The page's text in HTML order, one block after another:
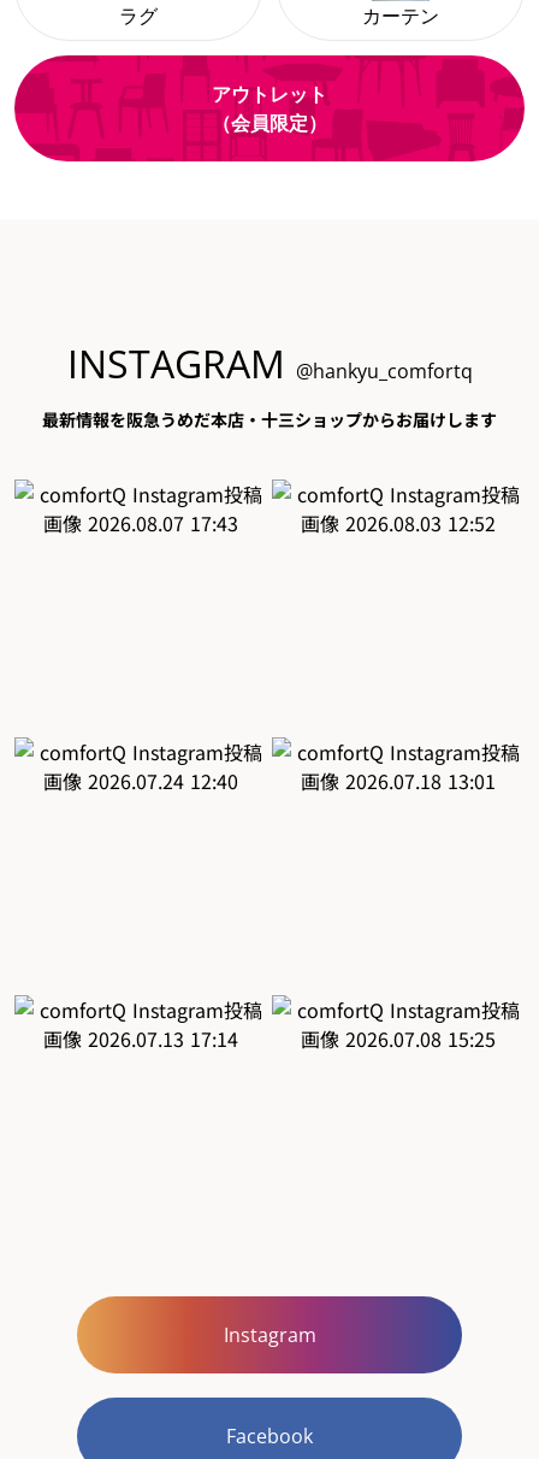
ラグ カーテン
アウトレット
（会員限定）
INSTAGRAM @hankyu_comfortq
最新情報を阪急うめだ本店・十三ショップからお届けします
Instagram
Facebook